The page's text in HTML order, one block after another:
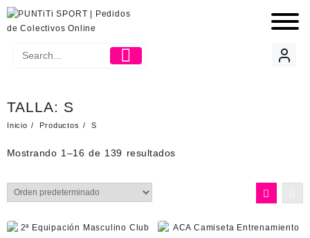
TALLA: S
Inicio Productos S
Mostrando 1–16 de 139 resultados